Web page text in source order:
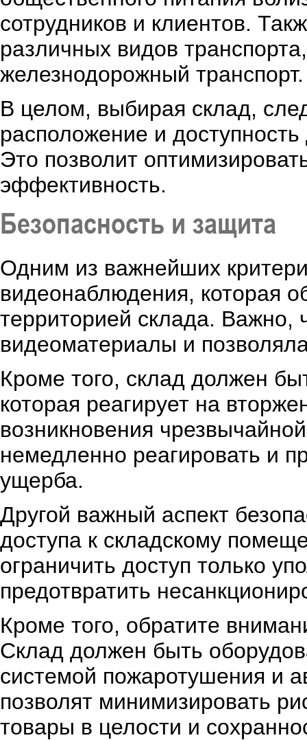
сотрудников и клиентов.
различных видов
железнодорожный транспорт.
В целом, выбирая склад,
расположение и
Это позволит
эффективность.
Безопасность и защита
Одним из важнейших
видеонаблюдения, которая
территорией склада. Важно,
видеоматериалы и
Кроме того, склад должен
которая реагирует на
возникновения
немедленно реагировать и
ущерба.
Другой важный аспект
доступа к складскому
ограничить доступ только
предотвратить
Кроме того, обратите
Склад должен быть
системой пожаротушения и
позволят минимизировать
товары в целости и